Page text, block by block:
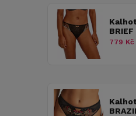
BRIEF
779 Kč